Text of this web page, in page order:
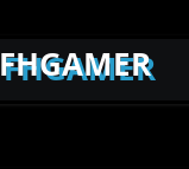
FHGAMER